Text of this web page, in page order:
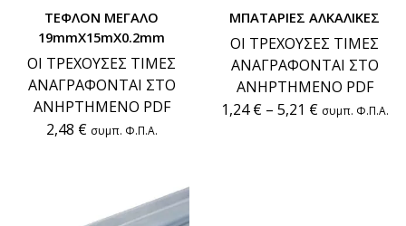
ΤΕΦΛΟΝ ΜΕΓΑΛΟ
19mmX15mX0.2mm
ΟΙ ΤΡΕΧΟΥΣΕΣ ΤΙΜΕΣ
ΑΝΑΓΡΑΦΟΝΤΑΙ ΣΤΟ
ΑΝΗΡΤΗΜΕΝΟ PDF
2,48 € συμπ. Φ.Π.Α.
ΜΠΑΤΑΡΙΕΣ ΑΛΚΑΛΙΚΕΣ
ΟΙ ΤΡΕΧΟΥΣΕΣ ΤΙΜΕΣ
ΑΝΑΓΡΑΦΟΝΤΑΙ ΣΤΟ
ΑΝΗΡΤΗΜΕΝΟ PDF
1,24€– 5,21 € συμπ. Φ.Π.Α.